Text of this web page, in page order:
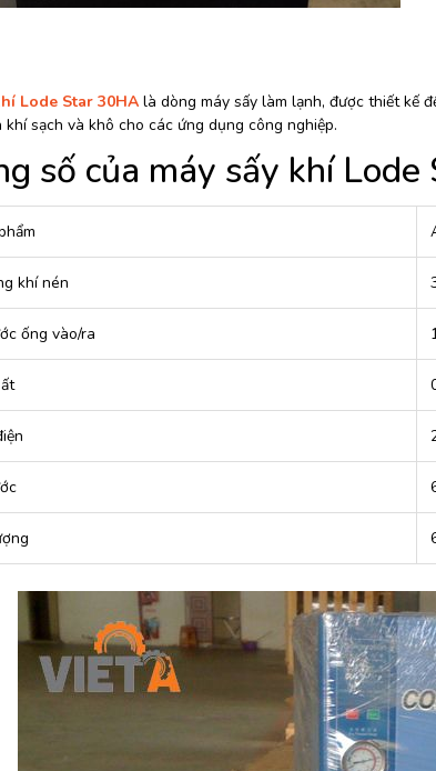
Lode Star 30HAlà dòng máy sấy làm lạnh, được thiết kế
khí sạch và khô cho các ứng dụng công nghiệp.
số của máy sấy khí
khí nén
ống vào/ra